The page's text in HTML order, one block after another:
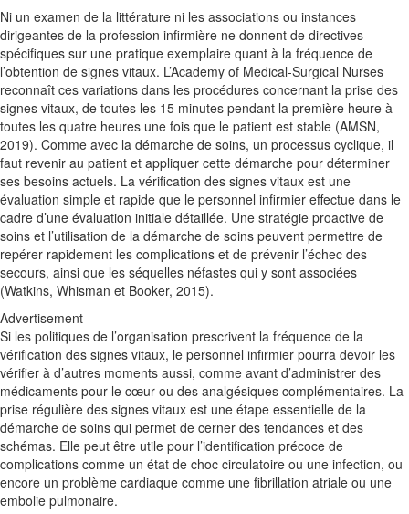
Ni un examen de la littérature ni les associations ou instances
dirigeantes de la profession infirmière ne donnent de directives
spécifiques sur une pratique exemplaire quant à la fréquence de
l’obtention de signes vitaux. L’Academy of Medical-Surgical Nurses
reconnaît ces variations dans les procédures concernant la prise des
signes vitaux, de toutes les 15 minutes pendant la première heure à
toutes les quatre heures une fois que le patient est stable (AMSN,
2019). Comme avec la démarche de soins, un processus cyclique, il
faut revenir au patient et appliquer cette démarche pour déterminer
ses besoins actuels. La vérification des signes vitaux est une
évaluation simple et rapide que le personnel infirmier effectue dans le
cadre d’une évaluation initiale détaillée. Une stratégie proactive de
soins et l’utilisation de la démarche de soins peuvent permettre de
repérer rapidement les complications et de prévenir l’échec des
secours, ainsi que les séquelles néfastes qui y sont associées
(Watkins, Whisman et Booker, 2015).
Advertisement
Si les politiques de l’organisation prescrivent la fréquence de la
vérification des signes vitaux, le personnel infirmier pourra devoir les
vérifier à d’autres moments aussi, comme avant d’administrer des
médicaments pour le cœur ou des analgésiques complémentaires. La
prise régulière des signes vitaux est une étape essentielle de la
démarche de soins qui permet de cerner des tendances et des
schémas. Elle peut être utile pour l’identification précoce de
complications comme un état de choc circulatoire ou une infection, ou
encore un problème cardiaque comme une fibrillation atriale ou une
embolie pulmonaire.